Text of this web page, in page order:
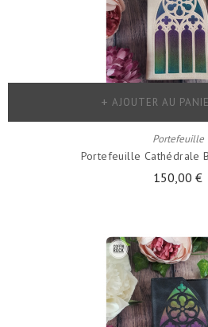
Portefeuille
Portefeuille Cathédrale
150,00 €
AJOUTER AU